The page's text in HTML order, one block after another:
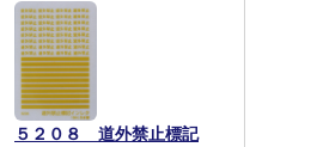
５２０８ 道外禁止標記